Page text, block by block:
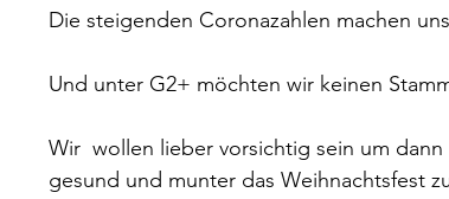
Die steigenden Coronazahlen machen
Und unter G2+ möchten wir keinen
Wir  wollen lieber vorsichtig sein um
gesund und munter das Weihnachtsfest